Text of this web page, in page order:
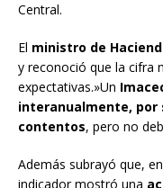
Central.
El ministro de
y reconoció que la cifra
expectativas.»Un
interanualmente, por
contentos, pero no
Además subrayó que,
indicador mostró una